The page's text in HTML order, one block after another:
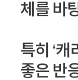
체를 바
특히 ‘
좋은 반